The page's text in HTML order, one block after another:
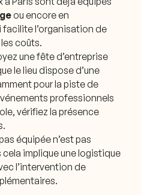
ou encore en
facilite l’organisation de
coûts.
une fête d’entreprise
le lieu dispose d’une
pour la piste de
professionnels
vérifiez la présence
équipée n’est pas
implique une logistique
l’intervention de